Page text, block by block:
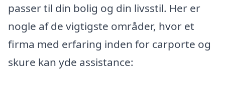
passer til din bolig og din livsstil. Her er
nogle af de vigtigste områder, hvor et
firma med erfaring inden for carporte og
skure kan yde assistance: